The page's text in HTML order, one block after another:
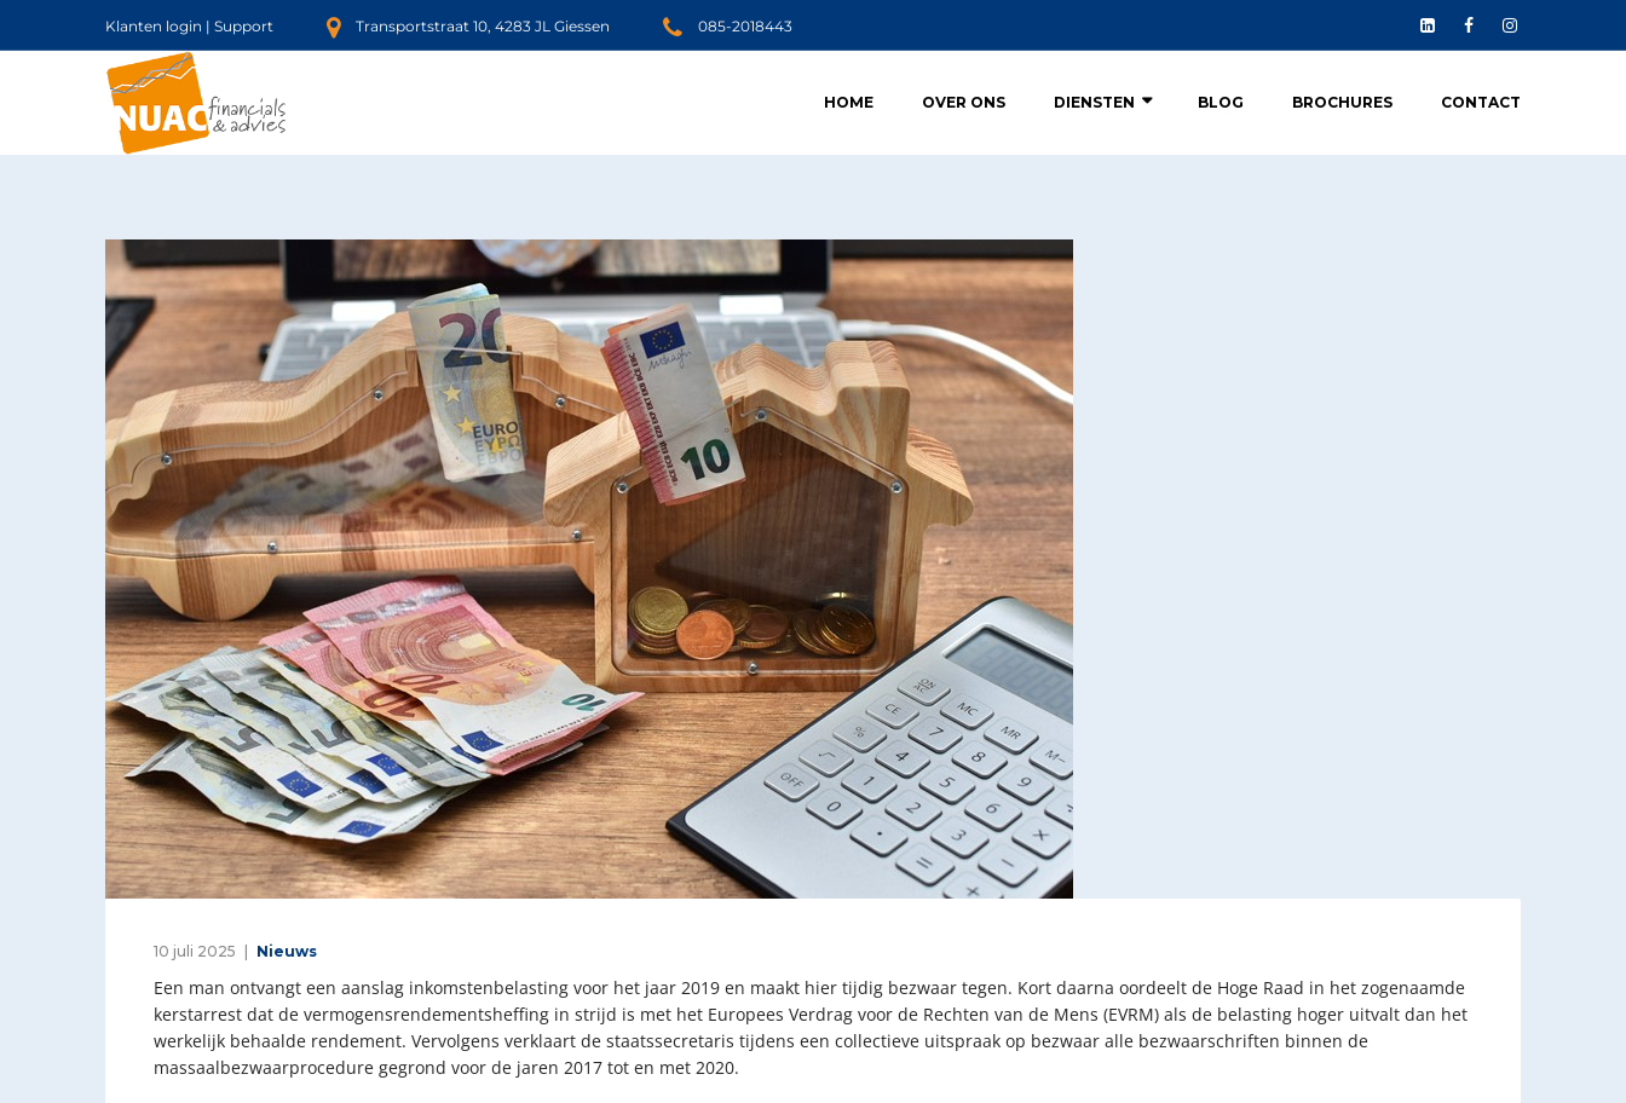
Klanten login | Support Transportstraat 10, 4283 JL Giessen 085-2018443
HOME OVER ONS DIENSTEN BLOG BROCHURES CONTACT
10 juli 2025 Nieuws
Een man ontvangt een aanslag inkomstenbelasting voor het jaar 2019 en maakt hier tijdig bezwaar tegen. Kort daarna oordeelt de Hoge Raad in het zogenaamde
kerstarrest dat de vermogensrendementsheffing in strijd is met het Europees Verdrag voor de Rechten van de Mens (EVRM) als de belasting hoger uitvalt dan het
werkelijk behaalde rendement. Vervolgens verklaart de staatssecretaris tijdens een collectieve uitspraak op bezwaar alle bezwaarschriften binnen de
massaalbezwaarprocedure gegrond voor de jaren 2017 tot en met 2020.